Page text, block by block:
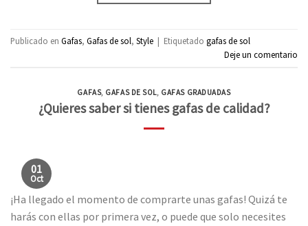
Publicado en Gafas, Gafas de sol, Style | Etiquetado gafas de sol
Deje un comentario
GAFAS, GAFAS DE SOL, GAFAS GRADUADAS
¿Quieres saber si tienes gafas de calidad?
01
Oct
¡Ha llegado el momento de comprarte unas gafas! Quizá te
harás con ellas por primera vez, o puede que solo necesites